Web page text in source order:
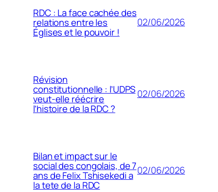
RDC : La face cachée des
relations entre les
Églises et le pouvoir !
02/06/2026
Révision
constitutionnelle : l’UDPS
veut-elle réécrire
l’histoire de la RDC ?
02/06/2026
Bilan et impact sur le
social des congolais, de 7
ans de Felix Tshisekedi a
la tete de la RDC
02/06/2026